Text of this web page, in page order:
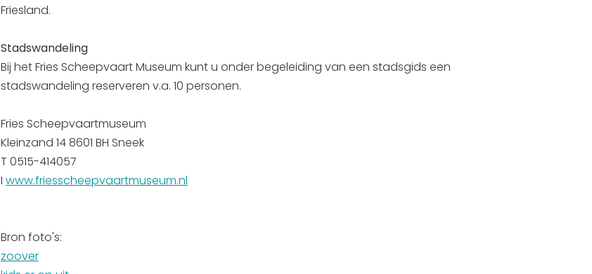
Friesland.
Stadswandeling
Bij het Fries Scheepvaart Museum kunt u onder begeleiding van een stadsgids een
stadswandeling reserveren v.a. 10 personen.
Fries Scheepvaartmuseum
Kleinzand 14 8601 BH Sneek
T 0515-414057
I www.friesscheepvaartmuseum.nl
Bron foto's:
zoover